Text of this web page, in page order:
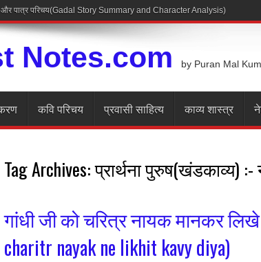
और पात्र परिचय(Gadal Story Summary and Character Analysis)
Notes.com by Puran Mal
कवि परिचय प्रवासी साहित्य काव्य शास्त्र
Tag Archives:प्रार्थना पुरुष(खंडकाव्य)
गांधी जी को चरित्र नायक मानकर
charitr nayak ne likhit kavy diya)